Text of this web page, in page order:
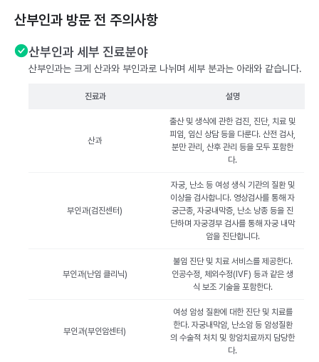
산부인과 방문 전 주의사항
산부인과 세부 진료분야
산부인과는 크게 산과와 부인과로 나뉘며 세부 분과는 아래와 같습니다.
진료과 설명
산과
출산 및 생식에 관한 검진, 진단, 치료 및
피임, 임신 상담 등을 다룬다. 산전 검사,
분만 관리, 산후 관리 등을 모두 포함한
다.
부인과(검진센터)
자궁, 난소 등 여성 생식 기관의 질환 및
이상을 검사합니다. 영상검사를 통해 자
궁근종, 자궁내막증, 난소 낭종 등을 진
단하며 자궁경부 검사를 통해 자궁 내막
암을 진단합니다.
부인과(난임 클리닉)
불임 진단 및 치료 서비스를 제공한다.
인공수정, 체외수정(IVF) 등과 같은 생
식 보조 기술을 포함한다.
부인과(부인암센터)
여성 암성 질환에 대한 진단 및 치료를
한다. 자궁내막암, 난소암 등 암성질환
의 수술적 처치 및 항암치료까지 담당한
다.